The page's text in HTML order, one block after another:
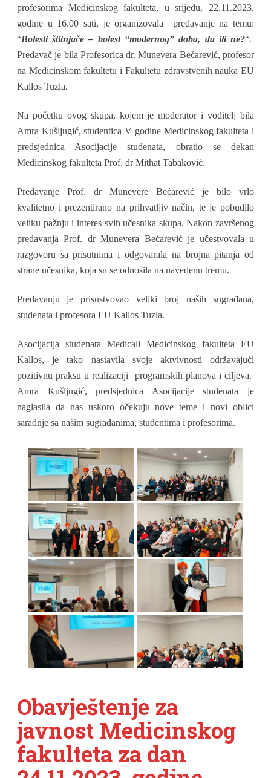
profesorima Medicinskog fakulteta, u srijedu, 22.11.2023.
godine u 16.00 sati, je organizovala predavanje na temu:
“Bolesti štitnjače – bolest “modernog” doba, da ili ne?“.
Predavač je bila Profesorica dr. Munevera Bećarević, profesor
na Medicinskom fakultetu i Fakultetu zdravstvenih nauka EU
Kallos Tuzla.
Na početku ovog skupa, kojem je moderator i voditelj bila
Amra Kušljugić, studentica V godine Medicinskog fakulteta i
predsjednica Asocijacije studenata, obratio se dekan
Medicinskog fakulteta Prof. dr Mithat Tabaković.
Predavanje Prof. dr Munevere Bećarević je bilo vrlo
kvalitetno i prezentirano na prihvatljiv način, te je pobudilo
veliku pažnju i interes svih učesnika skupa. Nakon završenog
predavanja Prof. dr Munevera Bećarević je učestvovala u
razgovoru sa prisutnima i odgovarala na brojna pitanja od
strane učesnika, koja su se odnosila na navedenu tremu.
Predavanju je prisustvovao veliki broj naših sugrađana,
studenata i profesora EU Kallos Tuzla.
Asocijacija studenata Medicall Medicinskog fakulteta EU
Kallos, je tako nastavila svoje aktvivnosti održavajući
pozitivnu praksu u realizaciji programskih planova i ciljeva.
Amra Kušljugić, predsjednica Asocijacije studenata je
naglasila da nas uskoro očekuju nove teme i novi oblici
saradnje sa našim sugrađanima, studentima i profesorima.
Obavještenje za
javnost Medicinskog
fakulteta za dan